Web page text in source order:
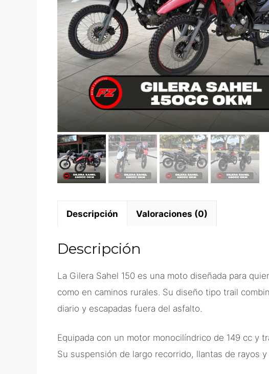
Descripción Valoraciones (0)
Descripción
La Gilera Sahel 150 es una moto diseñada para
como en caminos rurales. Su diseño tipo trail
diario y escapadas fuera del asfalto.
Equipada con un motor monocilíndrico de 149 cc y
Su suspensión de largo recorrido, llantas de rayos